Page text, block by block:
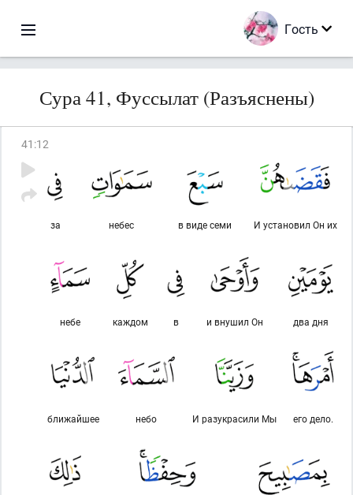
Гость
Сура 41, Фуссылат (Разъяснены)
41 :12
И установил Он их
в виде семи
небес
за
два дня
и внушил Он
в
каждом
небе
его дело.
И разукрасили Мы
небо
ближайшее